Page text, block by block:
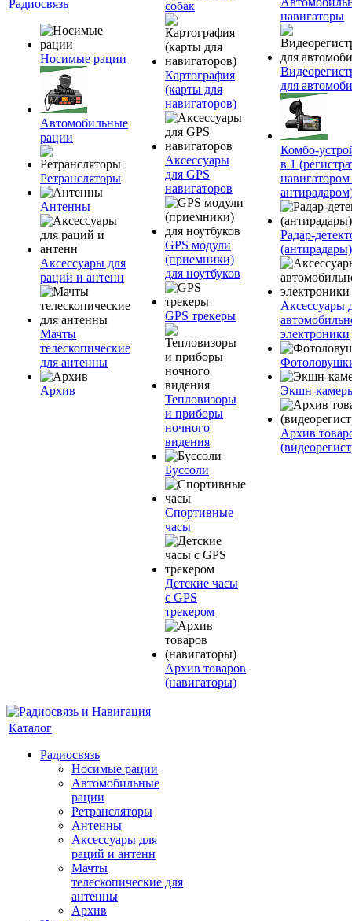
Радиосвязь
Носимые рации
Автомобильные
рации
Ретрансляторы
Антенны
Аксессуары для
раций и антенн
Мачты
телескопические
для антенны
Архив
собак
Картография
(карты для
навигаторов)
Аксессуары
для GPS
навигаторов
GPS модули
(приемники)
для ноутбуков
GPS трекеры
Тепловизоры
и приборы
ночного
видения
Буссоли
Спортивные
часы
Детские часы
с GPS
трекером
Архив товаров
(навигаторы)
навигаторы
для
Комбо-
в 1
Радар-
(антирадары)
Аксессуары
электроники
Экшн-
Архив
Каталог
Радиосвязь
Носимые рации
Автомобильные
рации
Ретрансляторы
Антенны
Аксессуары для
раций и антенн
Мачты
телескопические для
антенны
Архив